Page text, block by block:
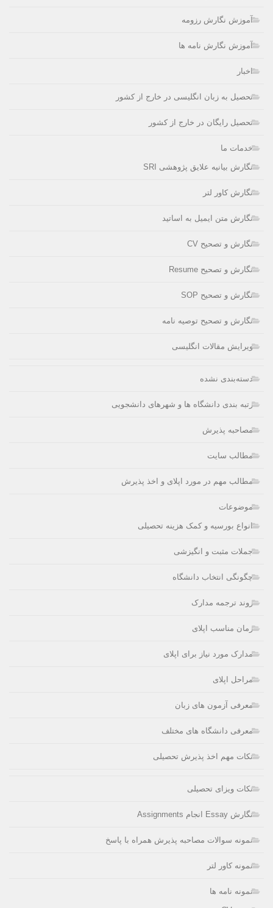
آموزش نگارش رزومه
آموزش نگارش نامه ها
اخبار
تحصیل به زبان انگلیسی در خارج از کشور
تحصیل رایگان در خارج از کشور
خدمات ما
نگارش بیانیه علایق پژوهشی SRI
نگارش کاور لتر
نگارش متن ایمیل به اساتید
نگارش و تصحیح CV
نگارش و تصحیح Resume
نگارش و تصحیح SOP
نگارش و تصحیح توصیه نامه
ویرایش مقالات انگلیسی
دسته‌بندی نشده
رتبه بندی دانشگاه ها و شهرهای دانشجویی
مصاحبه پذیرش
مطالب سایت
مطالب مهم در مورد اپلای و اخذ پذیرش
موضوعات
انواع بورسیه و کمک هزینه تحصیلی
جملات مثبت و انگیزشی
چگونگی انتخاب دانشگاه
روند ترجمه مدارک
زمان مناسب اپلای
مدارک مورد نیاز برای اپلای
مراحل اپلای
معرفی آزمون های زبان
معرفی دانشگاه های مختلف
نکات مهم اخذ پذیرش تحصیلی
نکات ویزای تحصیلی
نگارش Essay انجام Assignments
نمونه سوالات مصاحبه پذیرش همراه با پاسخ
نمونه کاور لتر
نمونه نامه ها